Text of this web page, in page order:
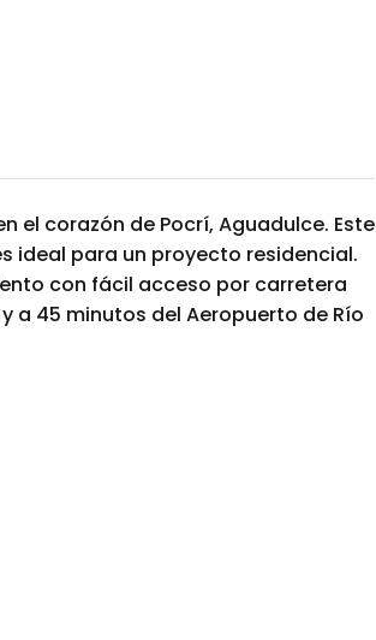
el corazón de Pocrí, Aguadulce. Este
ideal para un proyecto residencial.
con fácil acceso por carretera
a 45 minutos del Aeropuerto de Río